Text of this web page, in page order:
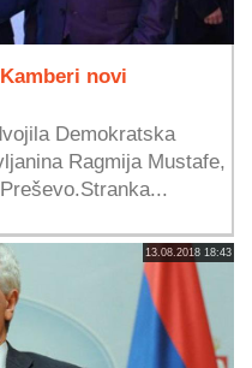
novi
Demokratska
Ragmija Mustafe,
13.08.2018 18:43